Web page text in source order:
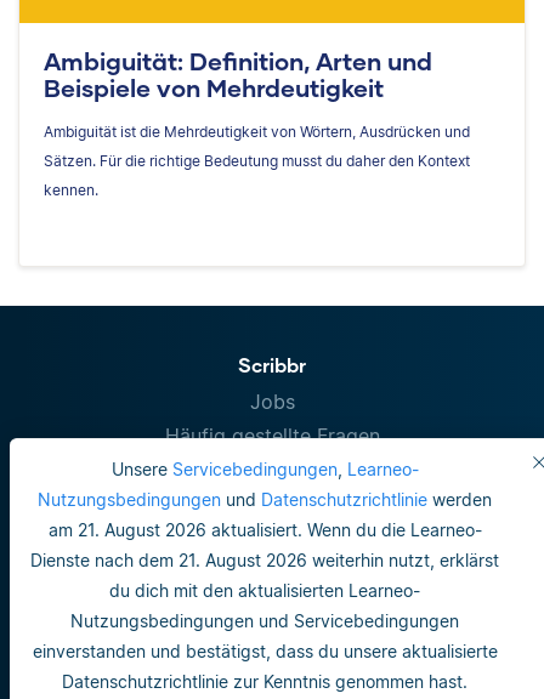
Unsere Servicebedingungen, Learneo-
Nutzungsbedingungen und Datenschutzrichtlinie werden
am 21. August 2026 aktualisiert. Wenn du die Learneo-
Dienste nach dem 21. August 2026 weiterhin nutzt, erklärst
du dich mit den aktualisierten Learneo-
Nutzungsbedingungen und Servicebedingungen
einverstanden und bestätigst, dass du unsere aktualisierte
Datenschutzrichtlinie zur Kenntnis genommen hast.
Ambiguität: Definition, Arten und
Beispiele von Mehrdeutigkeit
Ambiguität ist die Mehrdeutigkeit von Wörtern, Ausdrücken und
Sätzen. Für die richtige Bedeutung musst du daher den Kontext
kennen.
Scribbr
Jobs
Häufig gestellte Fragen
Rechtliches
Korrigierende
Alle Dienste
Lektorat Masterarbeit
Lektorat Dissertation
Diplomarbeit Korrekturlesen
Wissenschaftliches Lektorat